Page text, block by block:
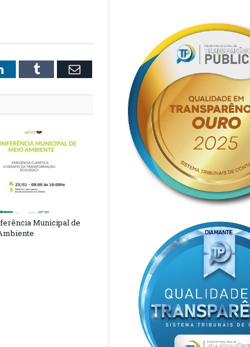
LinkedInTumblr Email
Municipal de